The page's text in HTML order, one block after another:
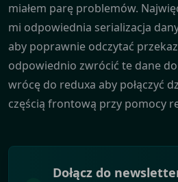
miałem parę problemów.
mi odpowiednia serializacja
aby poprawnie odczytać
odpowiednio zwrócić te dane
wrócę do reduxa aby połączyć
częścią frontową przy pomocy
Dołącz do